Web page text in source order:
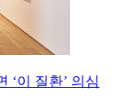
‘이 질환’ 의심